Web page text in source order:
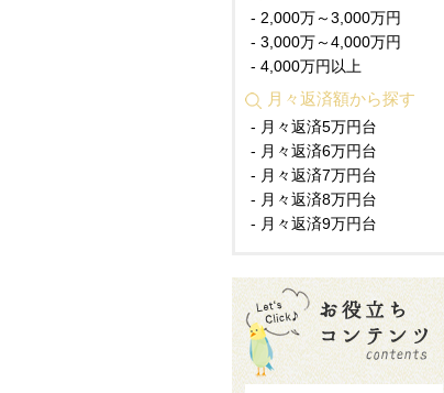
- 2,000万～3,000万円
- 3,000万～4,000万円
- 4,000万円以上
月々返済額から探す
- 月々返済5万円台
- 月々返済6万円台
- 月々返済7万円台
- 月々返済8万円台
- 月々返済9万円台